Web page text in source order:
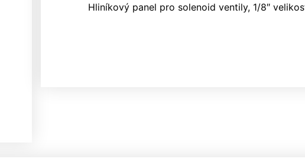
Hliníkový panel pro solenoid ventily, 1/8″